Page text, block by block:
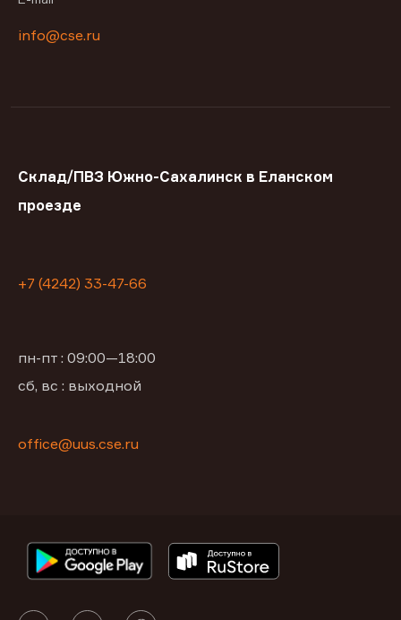
info@cse.ru
Склад/ПВЗ Южно-Сахалинск в Еланском
проезде
+7 (4242) 33-47-66
пн-пт : 09:00—18:00
сб, вс : выходной
office@uus.cse.ru